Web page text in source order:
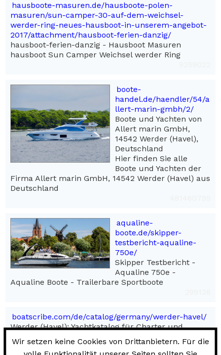
hausboote-masuren.de/hausboote-polen-
masuren/sun-camper-30-auf-dem-weichsel-
werder-ring-neues-hausboot-in-unserem-angebot-
2017/attachment/hausboot-ferien-danzig/
hausboot-ferien-danzig - Hausboot Masuren
hausboot Sun Camper Weichsel werder Ring
boote-
handel.de/haendler/54/a
llert-marin-gmbh/2/
Boote und Yachten von
Allert marin GmbH,
14542 Werder (Havel),
Deutschland
Hier finden Sie alle
Boote und Yachten der
Firma Allert marin GmbH, 14542 Werder (Havel) aus
Deutschland
aqualine-
boote.de/skipper-
testbericht-aqualine-
750e/
Skipper Testbericht -
Aqualine 750e -
Aqualine Boote - Trailerbare Sportboote
boatscribe.com/de/catalog/germany/werder-havel/
Werder (Havel): Yachtkatalog für Charter und
Mieten
Werder (Havel): Yachtkatalog mit aktuellen Preisen
Wir setzen keine Cookies von Drittanbietern. Für die